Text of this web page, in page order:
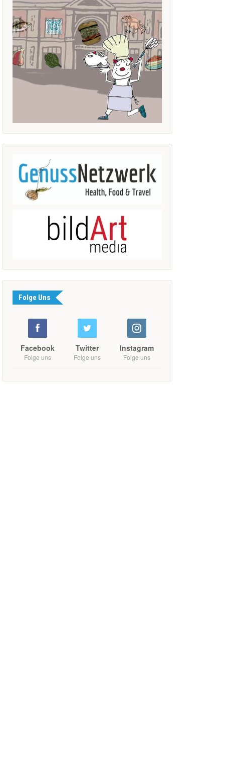
Folge Uns
Facebook
Folge uns
Twitter
Folge uns
Instagram
Folge uns